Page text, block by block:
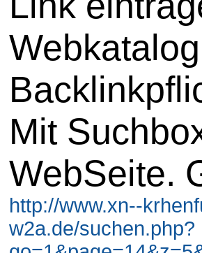
Mit
WebSeite.
http://www.xn--
w2a.de/suchen.php?